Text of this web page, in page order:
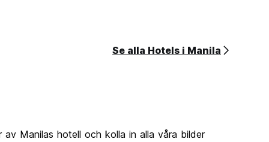
Se alla Hotels i Manila
Manilas hotell och kolla in alla våra bilder